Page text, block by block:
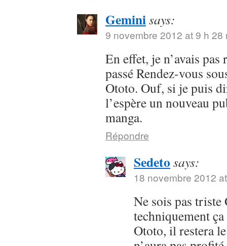
Geminisays:
9 novembre 2012 at 9 h 28
En effet, je n’avais
passé Rendez-vous
Ototo. Ouf, si je puis
l’espère un nouveau
manga.
Répondre
Sedeto says:
18 novembre 2012
Ne sois pas
techniquement
Ototo, il restera